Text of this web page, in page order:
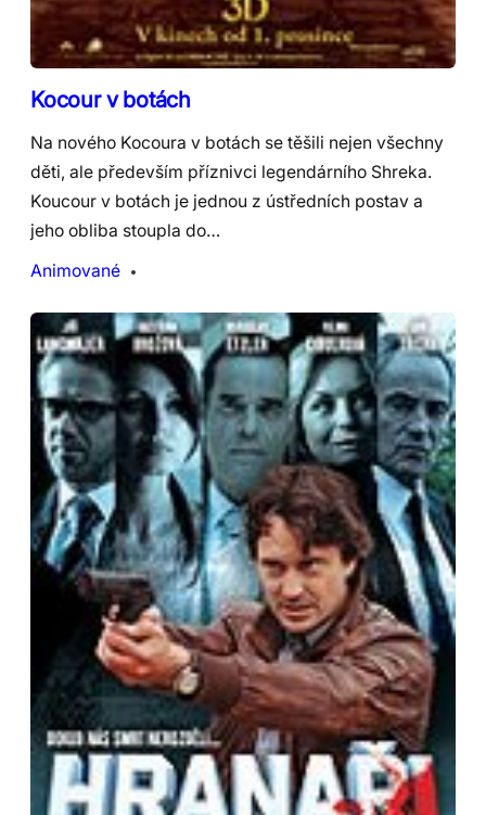
Kocour v botách
Na nového Kocoura v botách se těšili nejen všechny
děti, ale především příznivci legendárního Shreka.
Koucour v botách je jednou z ústředních postav a
jeho obliba stoupla do…
Animované